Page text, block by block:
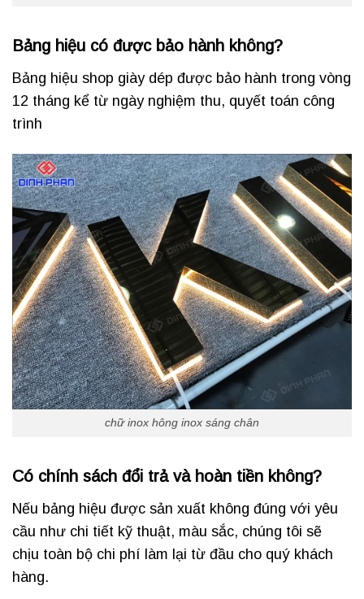
Bảng hiệu có được bảo hành không?
Bảng hiệu shop giày dép được bảo hành trong vòng
12 tháng kể từ ngày nghiệm thu, quyết toán công
trình
chữ inox hông inox sáng chân
Có chính sách đổi trả và hoàn tiền không?
Nếu bảng hiệu được sản xuất không đúng với yêu
cầu như chi tiết kỹ thuật, màu sắc, chúng tôi sẽ
chịu toàn bộ chi phí làm lại từ đầu cho quý khách
hàng.